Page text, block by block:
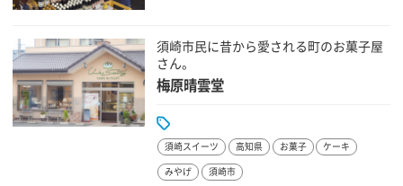
須崎市民に昔から愛される町のお菓子屋
さん。
梅原晴雲堂
須崎スイーツ 高知県 お菓子 ケーキ
みやげ 須崎市